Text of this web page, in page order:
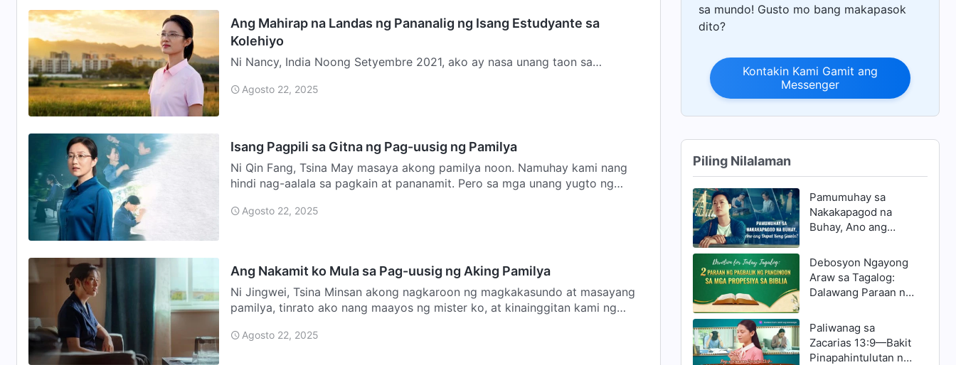
Ang Mahirap na Landas ng Pananalig ng Isang Estudyante sa
Kolehiyo
Ni Nancy, India Noong Setyembre 2021, ako ay nasa unang taon sa
dahil din sa mga…
Agosto 22, 2025
Isang Pagpili sa Gitna ng Pag-uusig ng Pamilya
Ni Qin Fang, Tsina May masaya akong pamilya noon. Namuhay kami nang
hindi nag-aalala sa pagkain at pananamit. Pero sa mga unang yugto ng
Agosto 22, 2025
Ang Nakamit ko Mula sa Pag-uusig ng Aking Pamilya
Ni Jingwei, Tsina Minsan akong nagkaroon ng magkakasundo at masayang
pamilya, tinrato ako nang maayos ng mister ko, at kinainggitan kami ng
Agosto 22, 2025
sa mundo! Gusto mo bang makapasok
dito?
Kontakin Kami Gamit ang
Messenger
Piling Nilalaman
Pamumuhay sa
Nakakapagod na
Buhay, Ano ang
Debosyon Ngayong
Araw sa Tagalog:
Dalawang Paraan ng
Panginoon na
Ipinropesiya sa Biblia
Paliwanag sa
Zacarias 13:9—Bakit
Pinapahintulutan ng